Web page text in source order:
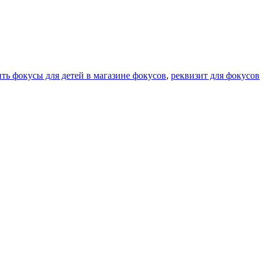
фокусы для детей в магазине фокусов, реквизит для фокусов